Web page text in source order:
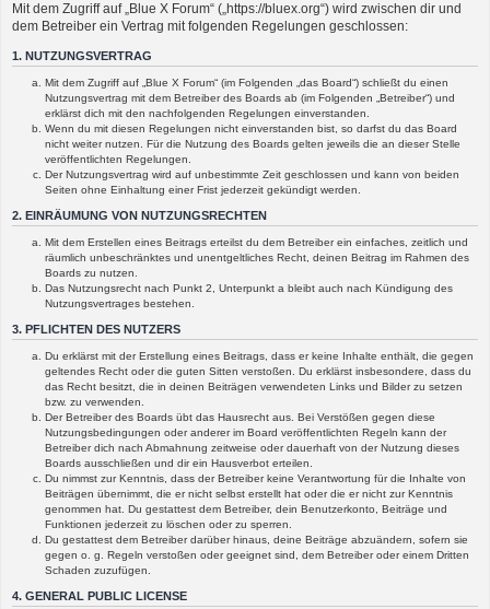
Mit dem Zugriff auf „Blue X Forum“ („https://bluex.org“) wird zwischen dir und
dem Betreiber ein Vertrag mit folgenden Regelungen geschlossen:
1. NUTZUNGSVERTRAG
Mit dem Zugriff auf „Blue X Forum“ (im Folgenden „das Board“) schließt du einen
Nutzungsvertrag mit dem Betreiber des Boards ab (im Folgenden „Betreiber“) und
erklärst dich mit den nachfolgenden Regelungen einverstanden.
Wenn du mit diesen Regelungen nicht einverstanden bist, so darfst du das Board
nicht weiter nutzen. Für die Nutzung des Boards gelten jeweils die an dieser Stelle
veröffentlichten Regelungen.
Der Nutzungsvertrag wird auf unbestimmte Zeit geschlossen und kann von beiden
Seiten ohne Einhaltung einer Frist jederzeit gekündigt werden.
2. EINRÄUMUNG VON NUTZUNGSRECHTEN
Mit dem Erstellen eines Beitrags erteilst du dem Betreiber ein einfaches, zeitlich und
räumlich unbeschränktes und unentgeltliches Recht, deinen Beitrag im Rahmen des
Boards zu nutzen.
Das Nutzungsrecht nach Punkt 2, Unterpunkt a bleibt auch nach Kündigung des
Nutzungsvertrages bestehen.
3. PFLICHTEN DES NUTZERS
Du erklärst mit der Erstellung eines Beitrags, dass er keine Inhalte enthält, die gegen
geltendes Recht oder die guten Sitten verstoßen. Du erklärst insbesondere, dass du
das Recht besitzt, die in deinen Beiträgen verwendeten Links und Bilder zu setzen
bzw. zu verwenden.
Der Betreiber des Boards übt das Hausrecht aus. Bei Verstößen gegen diese
Nutzungsbedingungen oder anderer im Board veröffentlichten Regeln kann der
Betreiber dich nach Abmahnung zeitweise oder dauerhaft von der Nutzung dieses
Boards ausschließen und dir ein Hausverbot erteilen.
Du nimmst zur Kenntnis, dass der Betreiber keine Verantwortung für die Inhalte von
Beiträgen übernimmt, die er nicht selbst erstellt hat oder die er nicht zur Kenntnis
genommen hat. Du gestattest dem Betreiber, dein Benutzerkonto, Beiträge und
Funktionen jederzeit zu löschen oder zu sperren.
Du gestattest dem Betreiber darüber hinaus, deine Beiträge abzuändern, sofern sie
gegen o. g. Regeln verstoßen oder geeignet sind, dem Betreiber oder einem Dritten
Schaden zuzufügen.
4. GENERAL PUBLIC LICENSE